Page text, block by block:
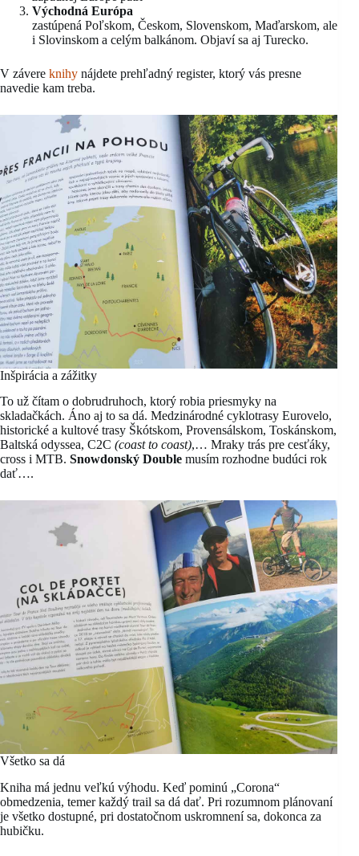
Východná Európa
zastúpená Poľskom, Českom, Slovenskom, Maďarskom, ale
i Slovinskom a celým balkánom. Objaví sa aj Turecko.
V závere knihy nájdete prehľadný register, ktorý vás presne
navedie kam treba.
Inšpirácia a zážitky
To už čítam o dobrudruhoch, ktorý robia priesmyky na
skladačkách. Áno aj to sa dá. Medzinárodné cyklotrasy Eurovelo,
historické a kultové trasy Škótskom, Provensálskom, Toskánskom,
Baltská odyssea, C2C (coast to coast),… Mraky trás pre cesťáky,
cross i MTB. Snowdonský Double musím rozhodne budúci rok
dať….
Všetko sa dá
Kniha má jednu veľkú výhodu. Keď pominú „Corona“
obmedzenia, temer každý trail sa dá dať. Pri rozumnom plánovaní
je všetko dostupné, pri dostatočnom uskromnení sa, dokonca za
hubičku.